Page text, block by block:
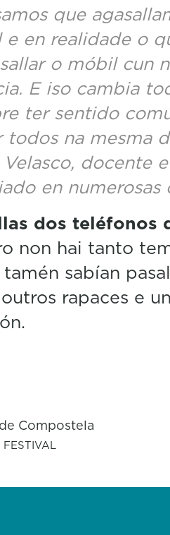
que
en realidade o
o móbil cun
E iso cambia
ter sentido
todos na mesma
Velasco, docente
en numerosas
dos teléfonos
non hai tanto
tamén sabían
rapaces e
Compostela
FESTIVAL